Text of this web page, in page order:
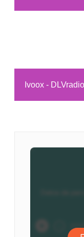
Ivoox - DLVradio